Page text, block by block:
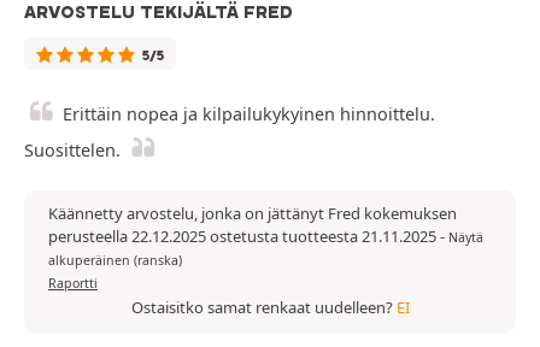
ARVOSTELU TEKIJÄLTÄ FRED
5/5
Erittäin nopea ja kilpailukykyinen hinnoittelu.
Suosittelen.
Käännetty arvostelu, jonka on jättänyt Fred kokemuksen
perusteella 22.12.2025 ostetusta tuotteesta 21.11.2025- Näytä
alkuperäinen (ranska)
Raportti
Ostaisitko samat renkaat uudelleen? EI